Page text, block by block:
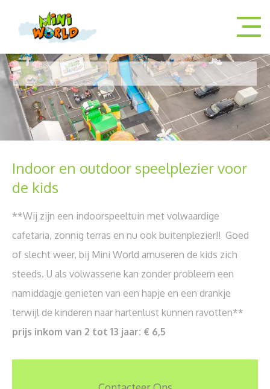
Indoor en outdoor speelplezier voor
de kids
**Wij zijn een indoorspeeltuin met volwaardige
cafetaria, zonnig terras en nu ook buitenplezier!! Goed
of slecht weer, bij Mini World amuseren de kids zich
steeds. U als volwassene kan zonder probleem een
namiddagje genieten van een hapje en een drankje
terwijl de kinderen naar hartenlust kunnen ravotten**
prijs inkom van 2 tot 13 jaar: € 6,5